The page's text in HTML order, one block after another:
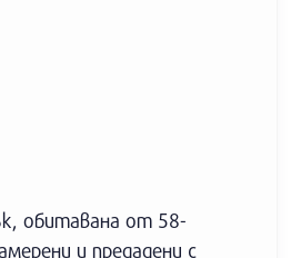
обитавана от 58-
и предадени с